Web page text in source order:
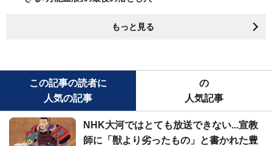
もっと見る
この記事の読者に
人気の記事
の
人気記事
NHK大河ではとても放送できない...宣教
師に「獣より劣ったもの」と書かれた豊